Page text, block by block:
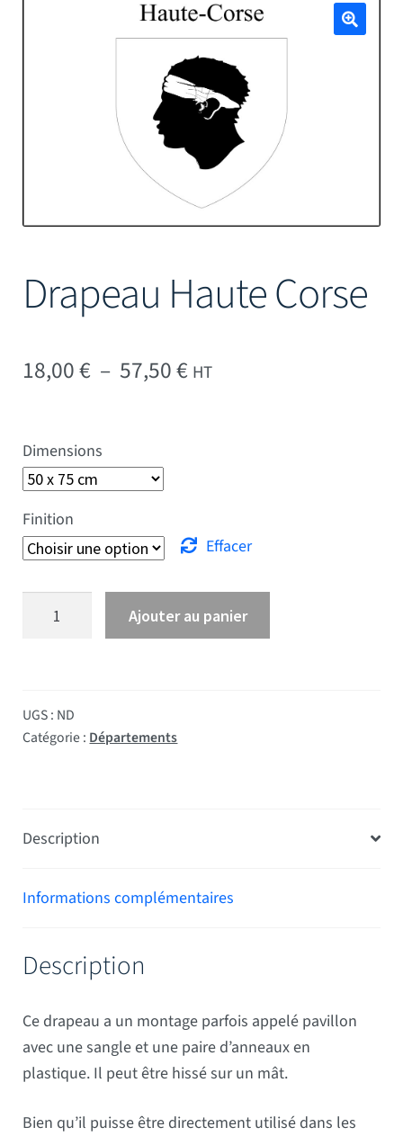
Drapeau Haute Corse
18,00€ – 57,50€Plage de prix : 18,00 €
HT
Dimensions
Finition
Effacer
quantité de Drapeau Haute Corse
Ajouter au panier
UGS : ND
Catégorie :Départements
Description
Informations complémentaires
Description
Ce drapeau a un montage parfois appelé pavillon
avec une sangle et une paire d’anneaux en
plastique. Il peut être hissé sur un mât.
Bien qu’il puisse être directement utilisé dans les